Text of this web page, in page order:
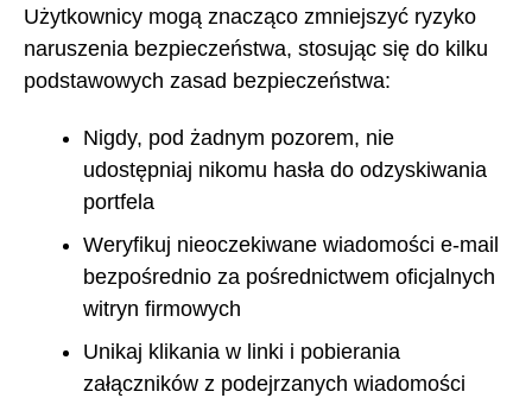
Użytkownicy mogą znacząco zmniejszyć ryzyko
naruszenia bezpieczeństwa, stosując się do kilku
podstawowych zasad bezpieczeństwa:
Nigdy, pod żadnym pozorem, nie
udostępniaj nikomu hasła do odzyskiwania
portfela
Weryfikuj nieoczekiwane wiadomości e-mail
bezpośrednio za pośrednictwem oficjalnych
witryn firmowych
Unikaj klikania w linki i pobierania
załączników z podejrzanych wiadomości